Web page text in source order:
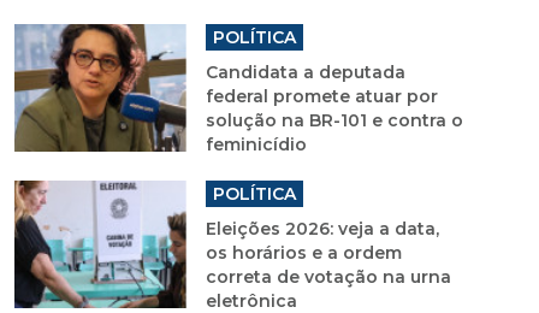
POLÍTICA
Candidata a deputada
federal promete atuar por
solução na BR-101 e contra o
feminicídio
POLÍTICA
Eleições 2026: veja a data,
os horários e a ordem
correta de votação na urna
eletrônica